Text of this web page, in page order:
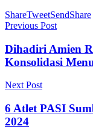
ShareTweetSendShare
Previous Post
Dihadiri Amien
Konsolidasi
Next Post
6 Atlet PASI
2024